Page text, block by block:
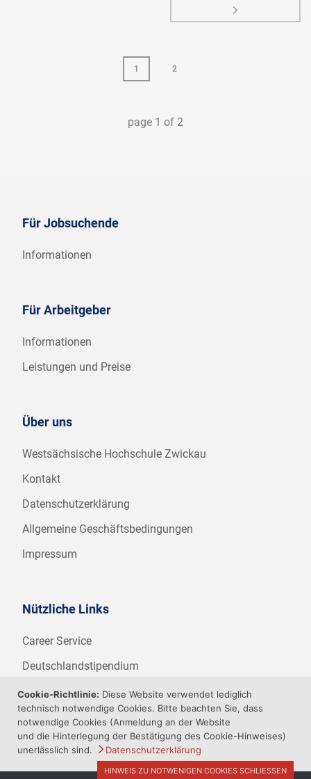
1 2
page 1 of 2
Für Jobsuchende
Informationen
Für Arbeitgeber
Informationen
Leistungen und Preise
Über uns
Westsächsische Hochschule Zwickau
Kontakt
Datenschutzerklärung
Allgemeine Geschäftsbedingungen
Impressum
Nützliche Links
Career Service
Deutschlandstipendium
WHZ Firmenstipendium
Weitere Angebote der WHZ
Cookie-Richtlinie: Diese Website verwendet lediglich
technisch notwendige Cookies. Bitte beachten Sie, dass
notwendige Cookies (Anmeldung an der Website
und die Hinterlegung der Bestätigung des Cookie-Hinweises)
unerlässlich sind.
Datenschutzerklärung
HINWEIS ZU NOTWENIGEN COOKIES SCHLIESSEN